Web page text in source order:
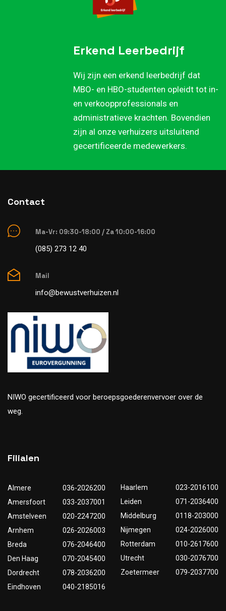
Erkend Leerbedrijf
Wij zijn een erkend leerbedrijf dat
MBO- en HBO-studenten opleidt tot in-
en verkoopprofessionals en
administratieve krachten. Bovendien
zijn al onze verhuizers uitsluitend
gecertificeerde medewerkers.
Contact
Ma-Vr: 09:30-18:00 / Za 10:00-16:00
(085) 273 12 40
Mail
info@bewustverhuizen.nl
NIWO gecertificeerd voor beroepsgoederenvervoer over de
weg.
Filialen
Almere
036-2026200
Amersfoort
033-2037001
Amstelveen
020-2247200
Arnhem
026-2026003
Breda
076-2046400
Den Haag
070-2045400
Dordrecht
078-2036200
Eindhoven
040-2185016
Haarlem
023-2016100
Leiden
071-2036400
Middelburg
0118-203000
Nijmegen
024-2026000
Rotterdam
010-2617600
Utrecht
030-2076700
Zoetermeer
079-2037700